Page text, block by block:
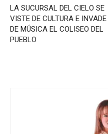
LA SUCURSAL DEL CIELO SE
VISTE DE CULTURA E INVADE
DE MÚSICA EL COLISEO DEL
PUEBLO